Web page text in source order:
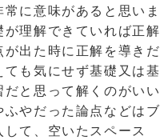
に意味があると思いま
理解できていれば正解
出た時に正解を導きだ
も気にせず基礎又は基
と思って解くのがいい
やだった論点などはブ
て、空いたスペース